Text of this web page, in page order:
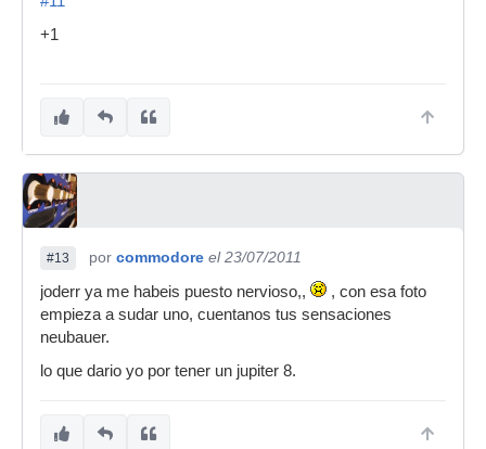
+1
#13 por commodore el 23/07/2011
joderr ya me habeis puesto nervioso,,
, con esa foto
empieza a sudar uno, cuentanos tus sensaciones
neubauer.
lo que dario yo por tener un jupiter 8.